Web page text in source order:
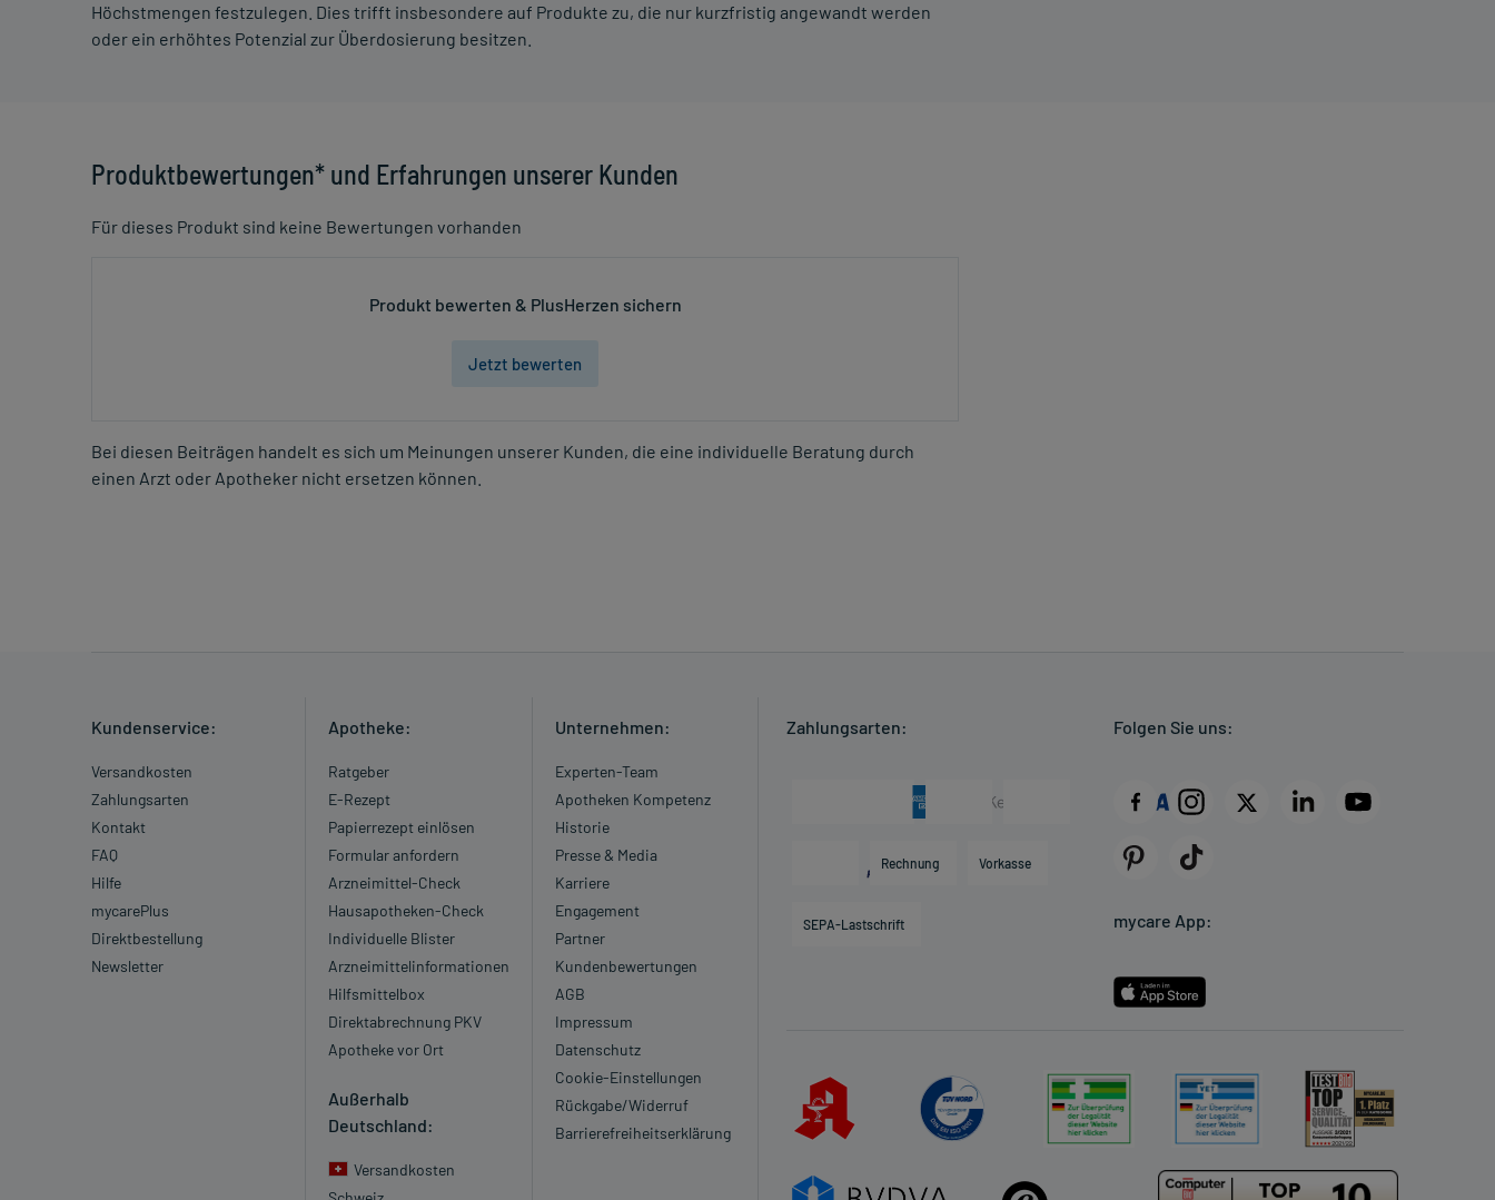
Höchstmengen festzulegen. Dies trifft insbesondere auf Produkte zu, die nur kurzfristig angewandt werden
oder ein erhöhtes Potenzial zur Überdosierung besitzen.
Produktbewertungen* und Erfahrungen unserer Kunden
Für dieses Produkt sind keine Bewertungen vorhanden
Produkt bewerten & PlusHerzen sichern
Jetzt bewerten
Bei diesen Beiträgen handelt es sich um Meinungen unserer Kunden, die eine individuelle Beratung durch
einen Arzt oder Apotheker nicht ersetzen können.
Kundenservice:
Versandkosten
Zahlungsarten
Kontakt
FAQ
Hilfe
mycarePlus
Direktbestellung
Newsletter
Apotheke:
Ratgeber
E-Rezept
Papierrezept einlösen
Formular anfordern
Arzneimittel-Check
Hausapotheken-Check
Individuelle Blister
Arzneimittelinformationen
Hilfsmittelbox
Direktabrechnung PKV
Apotheke vor Ort
Außerhalb
Deutschland:
Versandkosten
Unternehmen:
Experten-Team
Apotheken Kompetenz
Historie
Presse & Media
Karriere
Engagement
Partner
Kundenbewertungen
AGB
Impressum
Datenschutz
Cookie-Einstellungen
Rückgabe/Widerruf
Barrierefreiheitserklärung
Zahlungsarten:
Rechnung Vorkasse
SEPA-Lastschrift
Folgen Sie uns:
mycare App: